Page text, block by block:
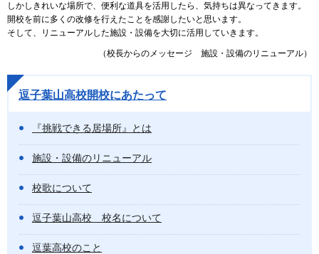
しかしきれいな場所で、便利な道具を活用したら、気持ちは異なってきます。
開校を前に多くの改修を行えたことを感謝したいと思います。
そして、リニューアルした施設・設備を大切に活用していきます。
（校長からのメッセージ 施設・設備のリニューアル）
逗子葉山高校開校にあたって
『挑戦できる居場所』とは
施設・設備のリニューアル
校歌について
逗子葉山高校 校名について
逗葉高校のこと